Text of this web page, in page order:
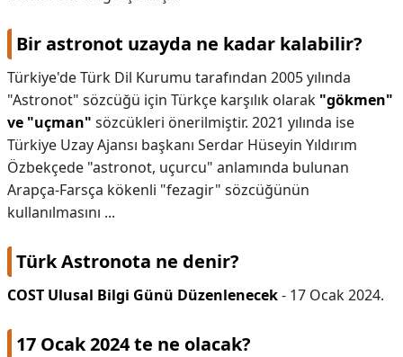
Bir astronot uzayda ne kadar kalabilir?
Türkiye'de Türk Dil Kurumu tarafından 2005 yılında
"Astronot" sözcüğü için Türkçe karşılık olarak "gökmen"
ve "uçman" sözcükleri önerilmiştir. 2021 yılında ise
Türkiye Uzay Ajansı başkanı Serdar Hüseyin Yıldırım
Özbekçede "astronot, uçurcu" anlamında bulunan
Arapça-Farsça kökenli "fezagir" sözcüğünün
kullanılmasını ...
Türk Astronota ne denir?
COST Ulusal Bilgi Günü Düzenlenecek- 17 Ocak 2024.
17 Ocak 2024 te ne olacak?